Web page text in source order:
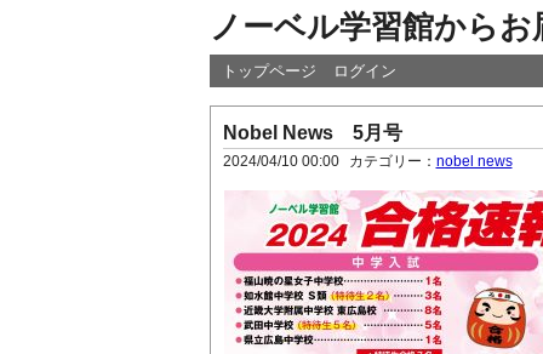
ノーベル学習館から
トップページ ログイン
Nobel News 5月号
2024/04/10 00:00 カテゴリー： nobel news